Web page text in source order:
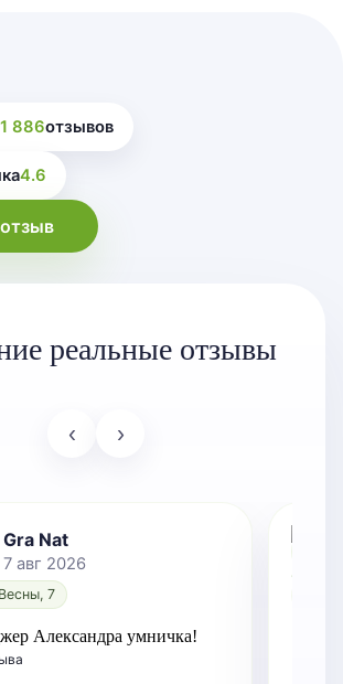
1 886отзывов
4.6
реальные отзывы
‹ ›
Gra Nat
7 авг 2026
Весны, 7
Александра умничка!